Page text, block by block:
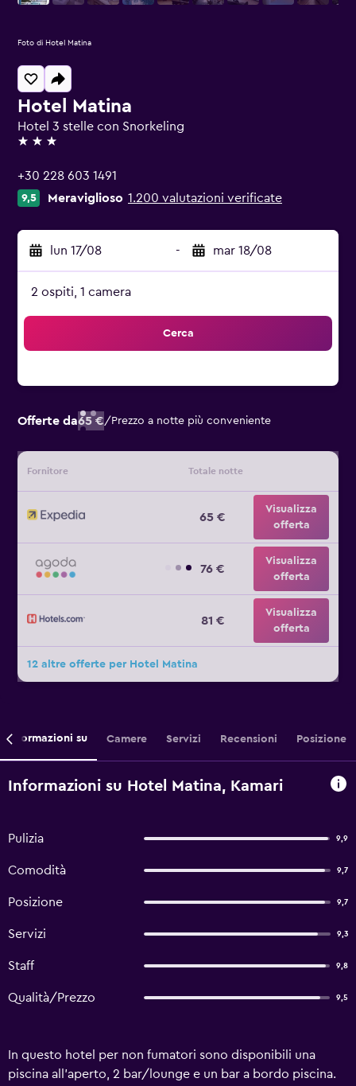
Hotel Matina
Hotel 3 stelle con Snorkeling
3 stelle
+30 228 603 1491
9,5 Meraviglioso 1.200 valutazioni verificate
lun 17/08 - mar 18/08
2 ospiti, 1 camera
Cerca
Offerte da65 €/ Prezzo a notte più conveniente
Fornitore Totale notte
65 €
Visualizza
offerta
76 €
Visualizza
offerta
81 €
Visualizza
offerta
12 altre offerte per Hotel Matina
Foto di Hotel Matina
Informazioni su Camere Servizi Recensioni Posizione
Informazioni su Hotel Matina, Kamari
Pulizia 9,9
Comodità 9,7
Posizione 9,7
Servizi 9,3
Staff 9,8
Qualità/Prezzo 9,5
In questo hotel per non fumatori sono disponibili una
piscina all'aperto, 2 bar/lounge e un bar a bordo piscina.